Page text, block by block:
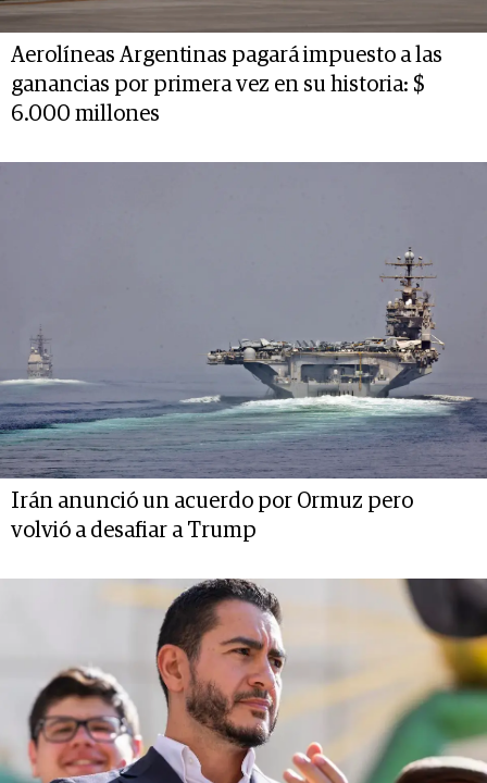
Aerolíneas Argentinas pagará impuesto a las
ganancias por primera vez en su historia: $
6.000 millones
Irán anunció un acuerdo por Ormuz pero
volvió a desafiar a Trump